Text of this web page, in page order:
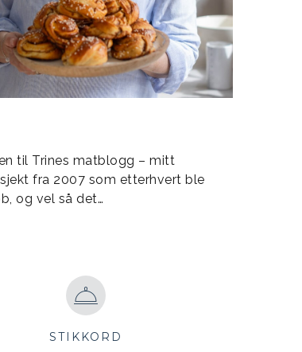
til Trines matblogg – mitt
fra 2007 som etterhvert ble
og vel så det…
STIKKORD